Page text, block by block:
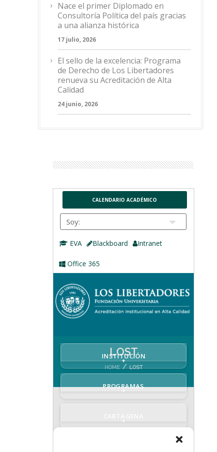
Nace el primer Diplomado en
Consultoría Política del país gracias
a una alianza histórica
17 julio, 2026
El sello de la excelencia: Programa
de Derecho de Los Libertadores
renueva su Acreditación de Alta
Calidad
24 junio, 2026